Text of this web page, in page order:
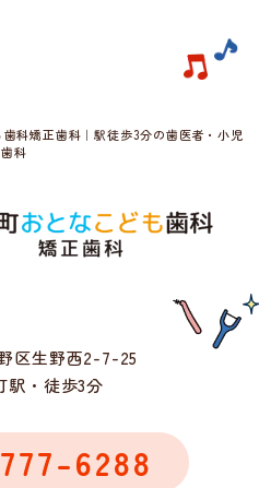
科矯正歯科｜駅徒歩3分の歯医者・小児
歯科
区生野西2-7-25
駅・徒歩3分
6288